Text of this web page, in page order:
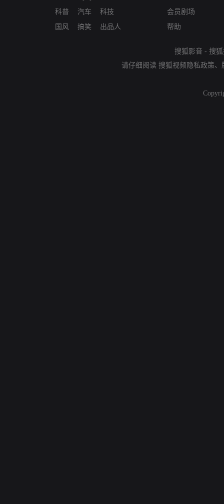
科普
国风
汽车
搞笑
科技
出品人
会员剧场
帮助
搜狐影音 - 搜
请仔细阅读 搜狐视频隐私政策、